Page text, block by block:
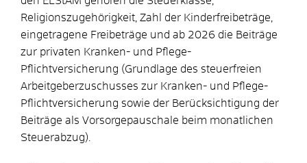
Religionszugehörigkeit, Zahl der Kinderfreibeträge,
eingetragene Freibeträge und ab 2026 die Beiträge
zur privaten Kranken- und Pflege-
Pflichtversicherung (Grundlage des steuerfreien
Arbeitgeberzuschusses zur Kranken- und Pflege-
Pflichtversicherung sowie der Berücksichtigung der
Beiträge als Vorsorgepauschale beim monatlichen
Steuerabzug).